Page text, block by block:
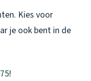
Kies voor
je ook bent in de
!